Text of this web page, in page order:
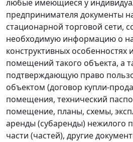
любые имеющиеся у
предпринимателя документы
стационарной торговой сети,
необходимую информацию о
конструктивных особенностях
помещений такого объекта, а
подтверждающую право
объектом (договор купли-
помещения, технический
помещение, планы, схемы,
аренды (субаренды) нежилого
части (частей), другие